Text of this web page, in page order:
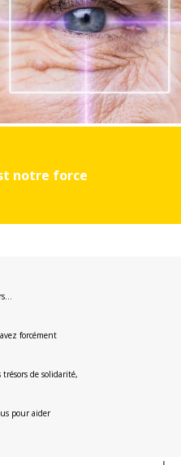
notre force
forcément
trésors de solidarité,
pour aider